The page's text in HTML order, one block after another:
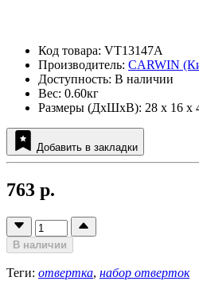
Код товара: VT13147A
Производитель: CARWIN
Доступность: В наличии
Вес: 0.60кг
Размеры (ДxШxВ): 28 x 16 x
Добавить в закладки
763 р.
В наличии
Теги: отвертка, набор отверток